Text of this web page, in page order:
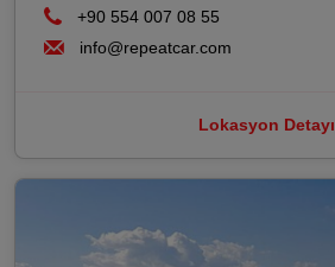
+90 554 007 08 55
info@repeatcar.com
Lokasyon Detayı